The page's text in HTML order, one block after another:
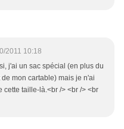
2011 10:18
j'ai un sac spécial (en plus du
mon cartable) mais je n'ai
cette taille-là.<br /> <br /> <br